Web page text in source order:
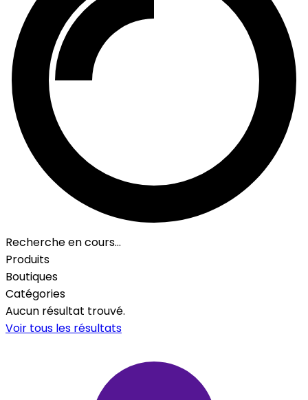
Recherche en cours…
Produits
Boutiques
Catégories
Aucun résultat trouvé.
Voir tous les résultats